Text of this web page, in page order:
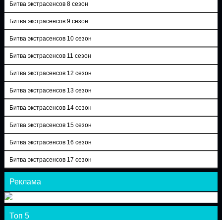
Битва экстрасенсов 8 сезон
Битва экстрасенсов 9 сезон
Битва экстрасенсов 10 сезон
Битва экстрасенсов 11 сезон
Битва экстрасенсов 12 сезон
Битва экстрасенсов 13 сезон
Битва экстрасенсов 14 сезон
Битва экстрасенсов 15 сезон
Битва экстрасенсов 16 сезон
Битва экстрасенсов 17 сезон
Реклама
Топ 5